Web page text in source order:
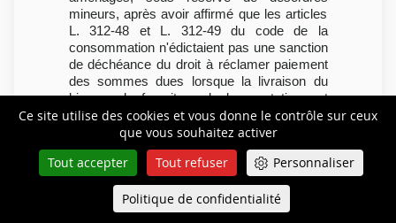
Ce site utilise des cookies et vous donne le contrôle sur ceux
que vous souhaitez activer
Tout accepter
Tout refuser Personnaliser
Politique de confidentialité
mineurs, après avoir affirmé que les articles
L. 312-48 et L. 312-49 du code de la
consommation n'édictaient pas une sanction
de déchéance du droit à réclamer paiement
des sommes dues lorsque la livraison du
bien ou la fourniture de la prestation est
réellement intervenue, qu'une faute, quelle
qu'elle soit, n'entraînait une sanction que
lorsqu'elle a causé un préjudice né et actuel,
et que l'établissement de crédit n'était privé
de sa créance de restitution du capital
emprunté que dans la seule hypothèse où le
bien n'avait pas été livré, ce qui n'était pas le
Queue-Fair